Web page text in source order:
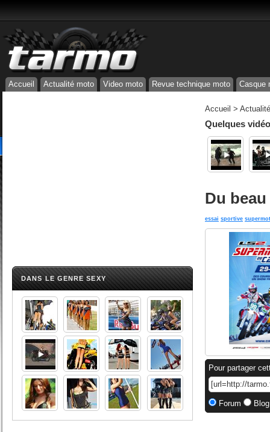
Accueil Actualité moto Video moto Revue technique moto Casque
DANS LE GENRE SEXY
Accueil >
Quelques
Du
essai sportive
Pour partager
Forum